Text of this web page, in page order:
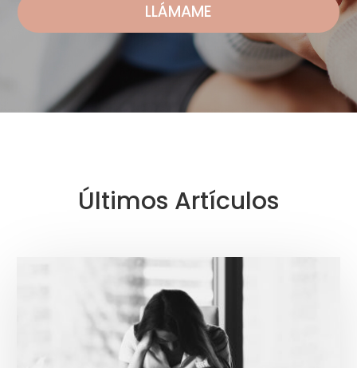
LLÁMAME
Últimos Artículos